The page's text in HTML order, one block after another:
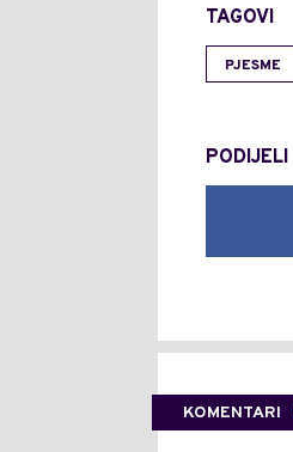
TAGOVI
PJESME
PODIJELI
KOMENTARI